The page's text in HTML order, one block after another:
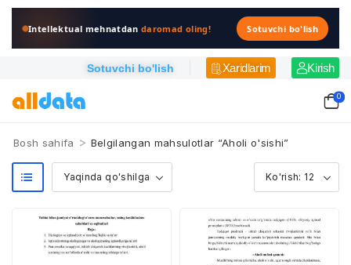
Intellektual mehnatdandaromad oling! Sotuvchi bo'lish
Sotuvchi bo'lish Xaridlarim Kirish
0
Bosh sahifa > Belgilangan mahsulotlar “Aholi o'sishi”